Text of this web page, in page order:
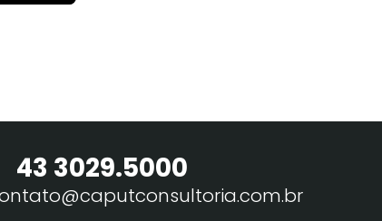
43 3029.5000